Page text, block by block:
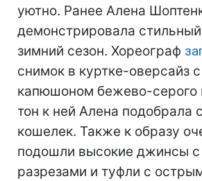
уютно. Ранее Алена
демонстрировала
зимний сезон. Хореограф
снимок в куртке-оверсайз с
капюшоном бежево-серого
тон к ней Алена подобрала
кошелек. Также к образу
подошли высокие джинсы с
разрезами и туфли с